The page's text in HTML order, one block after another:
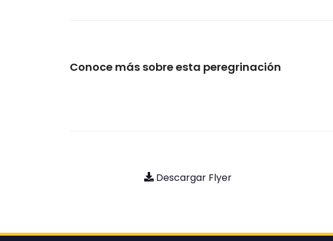
Conoce más sobre esta peregrinación
Descargar Flyer